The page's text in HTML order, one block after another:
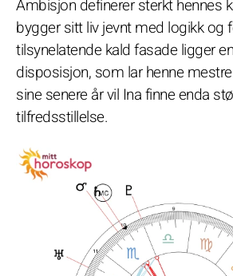
Ambisjon definerer sterkt hennes
bygger sitt liv jevnt med logikk og
tilsynelatende kald fasade ligger
disposisjon, som lar henne
sine senere år vil Ina finne enda
tilfredsstillelse.